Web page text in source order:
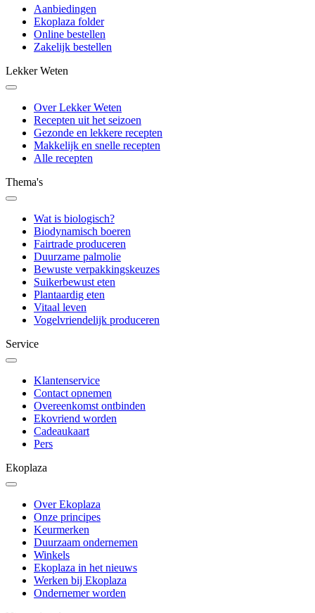
Aanbiedingen
Ekoplaza folder
Online bestellen
Zakelijk bestellen
Lekker Weten
Over Lekker Weten
Recepten uit het seizoen
Gezonde en lekkere recepten
Makkelijk en snelle recepten
Alle recepten
Thema's
Wat is biologisch?
Biodynamisch boeren
Fairtrade produceren
Duurzame palmolie
Bewuste verpakkingskeuzes
Suikerbewust eten
Plantaardig eten
Vitaal leven
Vogelvriendelijk produceren
Service
Klantenservice
Contact opnemen
Overeenkomst ontbinden
Ekovriend worden
Cadeaukaart
Pers
Ekoplaza
Over Ekoplaza
Onze principes
Keurmerken
Duurzaam ondernemen
Winkels
Ekoplaza in het nieuws
Werken bij Ekoplaza
Ondernemer worden